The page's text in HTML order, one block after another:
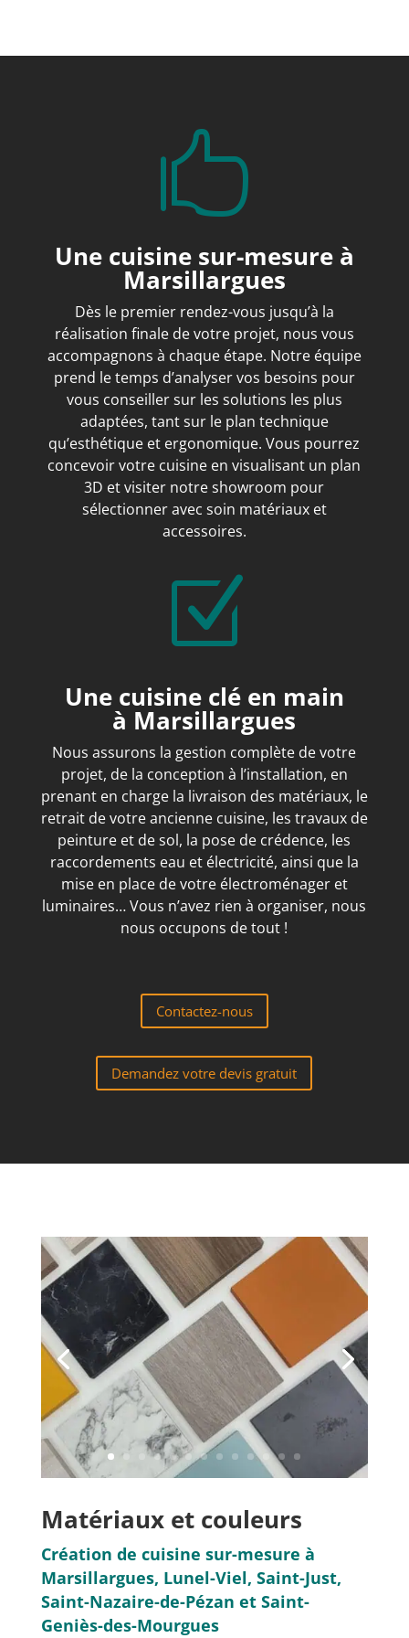

Une cuisine sur-mesure à
Marsillargues
Dès le premier rendez-vous jusqu’à la
réalisation finale de votre projet, nous vous
accompagnons à chaque étape. Notre équipe
prend le temps d’analyser vos besoins pour
vous conseiller sur les solutions les plus
adaptées, tant sur le plan technique
qu’esthétique et ergonomique. Vous pourrez
concevoir votre cuisine en visualisant un plan
3D et visiter notre showroom pour
sélectionner avec soin matériaux et
accessoires.
Z
Une cuisine clé en main
à Marsillargues
Nous assurons la gestion complète de votre
projet, de la conception à l’installation, en
prenant en charge la livraison des matériaux, le
retrait de votre ancienne cuisine, les travaux de
peinture et de sol, la pose de crédence, les
raccordements eau et électricité, ainsi que la
mise en place de votre électroménager et
luminaires… Vous n’avez rien à organiser, nous
nous occupons de tout !
Contactez-nous
Demandez votre devis gratuit
Matériaux et couleurs
Création de cuisine sur-mesure à
Marsillargues, Lunel-Viel, Saint-Just,
Saint-Nazaire-de-Pézan et Saint-
Geniès-des-Mourgues